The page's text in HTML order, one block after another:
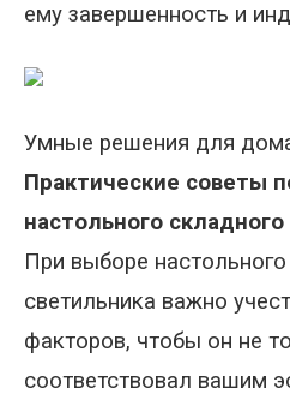
ему завершенность и
Умные решения для
Практические советы
настольного
При выборе
светильника важно
факторов, чтобы он не
соответствовал вашим